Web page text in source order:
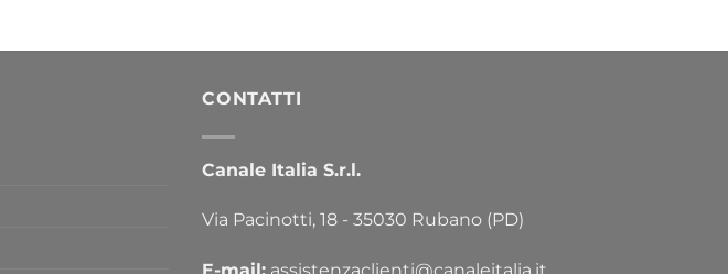
CONTATTI
Canale Italia S.r.l.
Via Pacinotti, 18 - 35030 Rubano (PD)